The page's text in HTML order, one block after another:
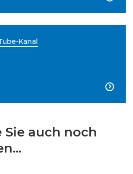
Kanal

Sie auch noch